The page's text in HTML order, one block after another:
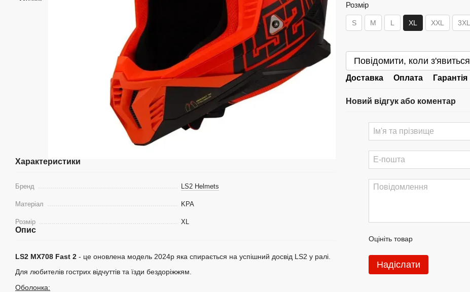
Характеристики
Бренд LS2 Helmets
Матеріал KPA
Розмір XL
Опис
LS2 MX708 Fast 2 - це оновлена ​​модель 2024р яка спирається на успішний досвід LS2 у ралі.
Для любителів гострих відчуттів та їзди бездоріжжям.
Оболонка:
Розмір
S M L XL XXL 3XL
Повідомити, коли з'явиться
Доставка Оплата Гарантія
Новий відгук або коментар
Оцініть товар
Надіслати